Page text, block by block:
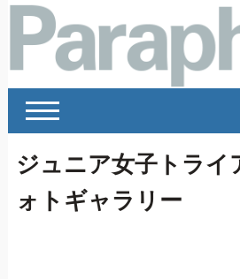
ジュニア女子トライ
ォトギャラリー